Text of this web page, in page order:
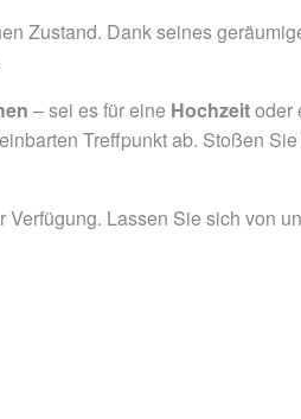
Zustand. Dank seines
– sei es für eine Hochzeitoder
Treffpunkt ab. Stoßen
Lassen Sie sich von